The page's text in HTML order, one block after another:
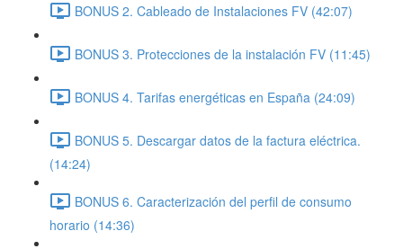
BONUS 2. Cableado de Instalaciones FV (42:07)
BONUS 3. Protecciones de la instalación FV (11:45)
BONUS 4. Tarifas energéticas en España (24:09)
BONUS 5. Descargar datos de la factura eléctrica.
(14:24)
BONUS 6. Caracterización del perfil de consumo
horario (14:36)